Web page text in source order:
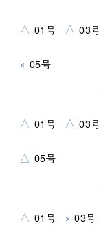
△ 01号 △ 03号
× 05号
△ 01号 △ 03号
△ 05号
△ 01号 × 03号